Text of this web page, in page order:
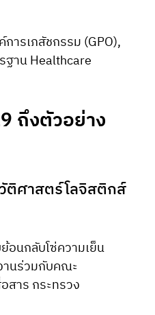
ารเภสัชกรรม (GPO),
ฐาน Healthcare
ถึงตัวอย่าง
ติศาสตร์โลจิสติกส์
นกลับโซ่ความเย็น
านร่วมกับคณะ
สาร กระทรวง